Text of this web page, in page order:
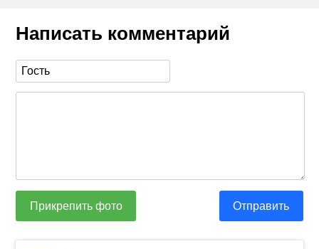
Написать комментарий
Прикрепить фото Отправить